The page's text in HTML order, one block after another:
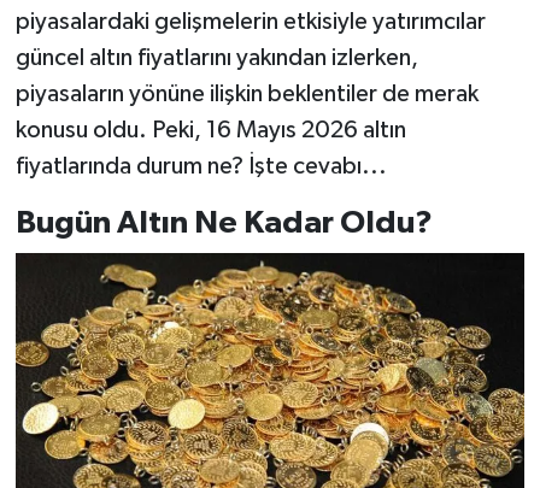
piyasalardaki gelişmelerin etkisiyle yatırımcılar
güncel altın fiyatlarını yakından izlerken,
piyasaların yönüne ilişkin beklentiler de merak
konusu oldu. Peki, 16 Mayıs 2026 altın
fiyatlarında durum ne? İşte cevabı...
Bugün Altın Ne Kadar Oldu?